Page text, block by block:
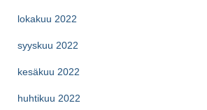
lokakuu 2022
syyskuu 2022
kesäkuu 2022
huhtikuu 2022